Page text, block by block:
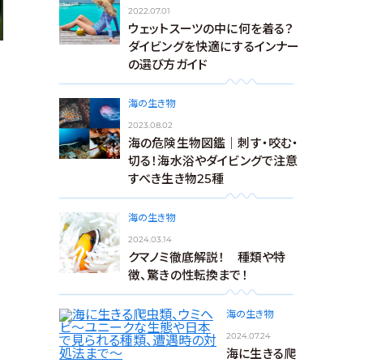
2022.07.01
ウェットスーツの中に何を着る？
ダイビングを快適にするインナー
の選び方ガイド
海の生き物
2023.08.02
海の危険生物図鑑｜刺す・咬む・
切る！海水浴やダイビングで注意
すべき生き物25種
海の生き物
2024.03.14
クマノミ徹底解説！ 種類や特
徴、驚きの性転換まで！
海の生き物
2024.07.24
海に生きる爬